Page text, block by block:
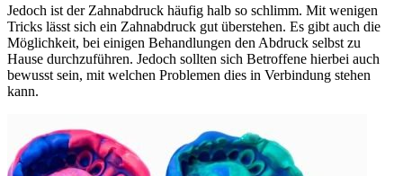
Jedoch ist der Zahnabdruck häufig halb so schlimm. Mit wenigen
Tricks lässt sich ein Zahnabdruck gut überstehen. Es gibt auch die
Möglichkeit, bei einigen Behandlungen den Abdruck selbst zu
Hause durchzuführen. Jedoch sollten sich Betroffene hierbei auch
bewusst sein, mit welchen Problemen dies in Verbindung stehen
kann.